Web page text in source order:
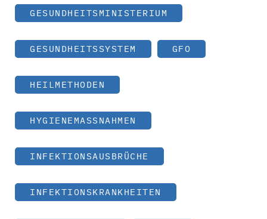
GESUNDHEITSMINISTERIUM
GESUNDHEITSSYSTEM GFO
HEILMETHODEN
HYGIENEMASSNAHMEN
INFEKTIONSAUSBRÜCHE
INFEKTIONSKRANKHEITEN